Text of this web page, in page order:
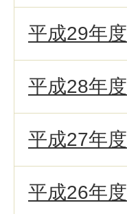
平成29年度
平成28年度
平成27年度
平成26年度